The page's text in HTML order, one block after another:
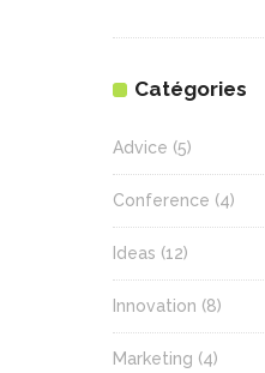
Catégories
Advice (5)
Conference (4)
Ideas (12)
Innovation (8)
Marketing (4)